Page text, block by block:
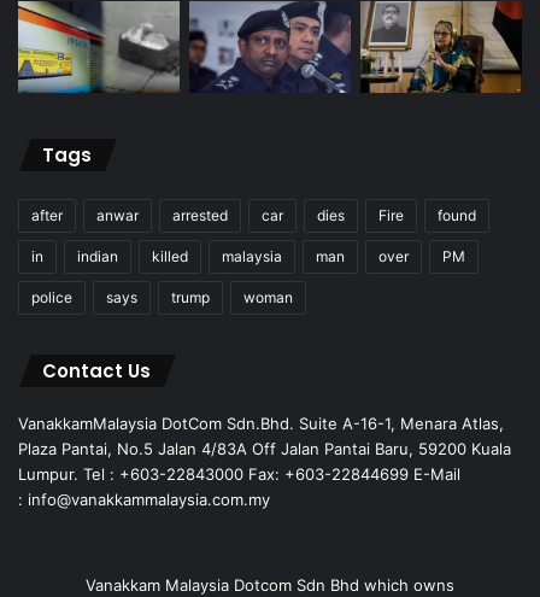
Tags
after anwar arrested car dies Fire found
in indian killed malaysia man over PM
police says trump woman
Contact Us
VanakkamMalaysia DotCom Sdn.Bhd. Suite A-16-1, Menara Atlas,
Plaza Pantai, No.5 Jalan 4/83A Off Jalan Pantai Baru, 59200 Kuala
Lumpur. Tel : +603-22843000 Fax: +603-22844699 E-Mail
: info@vanakkammalaysia.com.my
Vanakkam Malaysia Dotcom Sdn Bhd which owns